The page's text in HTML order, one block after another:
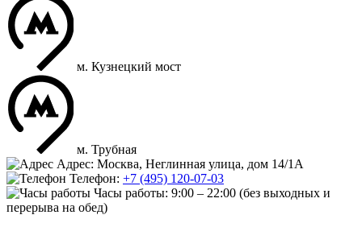
м. Кузнецкий мост
м. Трубная
Адрес: Москва, Неглинная улица, дом 14/1А
Телефон: +7 (495) 120-07-03
Часы работы: 9:00 – 22:00 (без выходных и
перерыва на обед)